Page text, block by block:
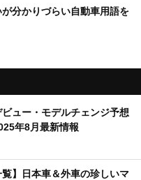
が分かりづらい自動車用語を
ビュー・モデルチェンジ予想
年8月最新情報
覧】日本車＆外車の珍しいマ